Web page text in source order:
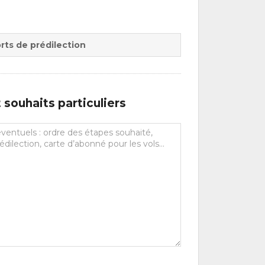
de prédilection
particuliers